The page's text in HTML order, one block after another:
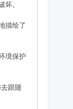
坏。
描绘了
境保护
跟随